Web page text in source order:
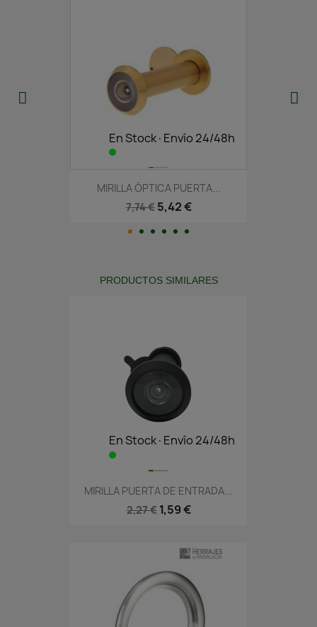
En Stock·Envío 24/48h
MIRILLA ÓPTICA PUERTA...
7,74 € 5,42 €
PRODUCTOS SIMILARES
En Stock·Envío 24/48h
MIRILLA PUERTA DE ENTRADA...
2,27 € 1,59 €